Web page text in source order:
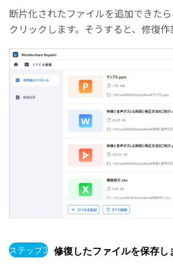
断片化されたファイルを追加できた
クリックします。そうすると、修復作
ステップ3 修復したファイルを保存し